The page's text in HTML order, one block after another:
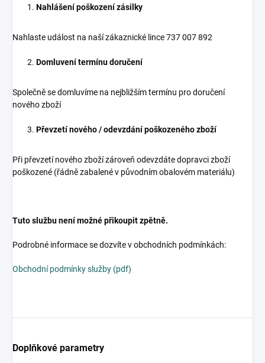
Nahlášení poškození zásilky
Nahlaste událost na naší zákaznické lince 737 007 892
Domluvení termínu doručení
Společně se domluvíme na nejbližším termínu pro doručení
nového zboží
Převzetí nového / odevzdání poškozeného zboží
Při převzetí nového zboží zároveň odevzdáte dopravci zboží
poškozené (řádně zabalené v původním obalovém materiálu)
Tuto službu není možné přikoupit zpětně.
Podrobné informace se dozvíte v obchodních podmínkách:
Obchodní podmínky služby (pdf)
Doplňkové parametry